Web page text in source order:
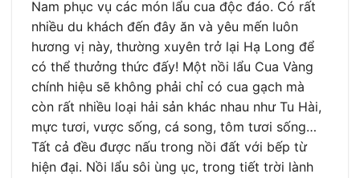
Nam phục vụ các món lẩu cua độc đáo. Có rất
nhiều du khách đến đây ăn và yêu mến luôn
hương vị này, thường xuyên trở lại Hạ Long để
có thể thưởng thức đấy! Một nồi lẩu Cua Vàng
chính hiệu sẽ không phải chỉ có cua gạch mà
còn rất nhiều loại hải sản khác nhau như Tu Hài,
mực tươi, vược sống, cá song, tôm tươi sống…
Tất cả đều được nấu trong nồi đất với bếp từ
hiện đại. Nồi lẩu sôi ùng ục, trong tiết trời lành